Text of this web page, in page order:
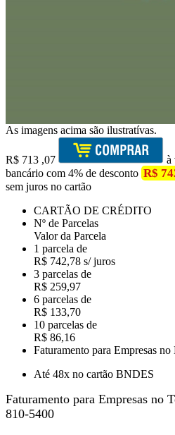
As imagens acima são ilustratívas.
R$ 713 ,07
à
bancário com 4% de desconto R$
sem juros no cartão
CARTÃO DE CRÉDITO
Nº de Parcelas
Valor da Parcela
1 parcela de
R$ 742,78 s/ juros
3 parcelas de
R$ 259,97
6 parcelas de
R$ 133,70
10 parcelas de
R$ 86,16
Faturamento para Empresas no
Até 48x no cartão BNDES
Faturamento para Empresas no
810-5400